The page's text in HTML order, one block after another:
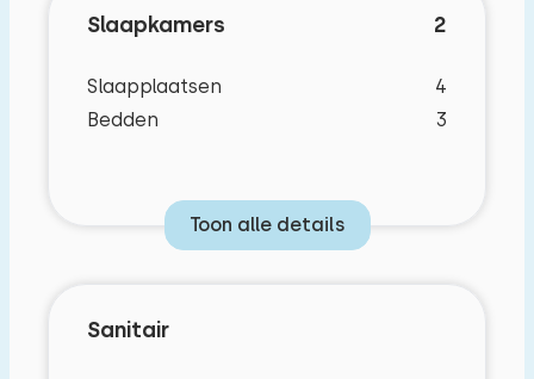
Slaapkamers 2
Slaapplaatsen
4
Bedden
3
Toon alle details
Sanitair